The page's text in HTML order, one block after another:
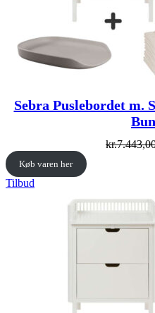
Sebra Puslebordet m.
kr.
Køb varen her
Tilbud